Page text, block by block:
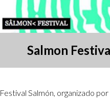
Salmon
Salmón, organizado